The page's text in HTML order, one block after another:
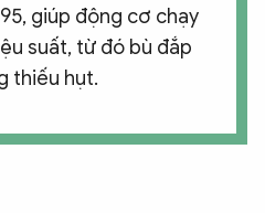
giúp động cơ chạy
suất, từ đó bù đắp
thiếu hụt.